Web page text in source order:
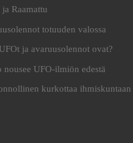
ja Raamattu
totuuden valossa
ja avaruusolennot ovat?
nousee UFO-ilmiön edestä
kurkottaa ihmiskuntaan